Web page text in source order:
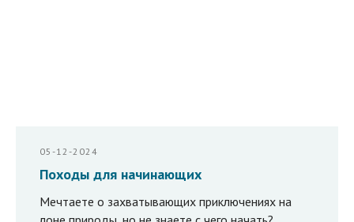
05-12-2024
Походы для начинающих
Мечтаете о захватывающих приключениях на